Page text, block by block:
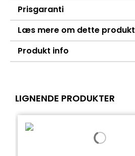
Prisgaranti
Læs mere om dette produkt
Produkt info
LIGNENDE PRODUKTER